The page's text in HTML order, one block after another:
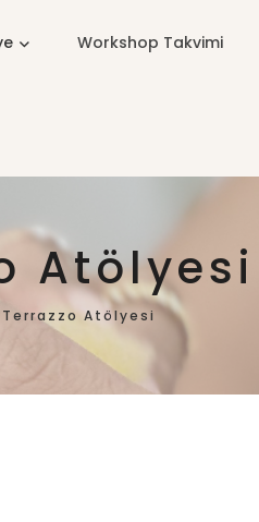
Workshop Takvimi
Atölyesi
Terrazzo Atölyesi